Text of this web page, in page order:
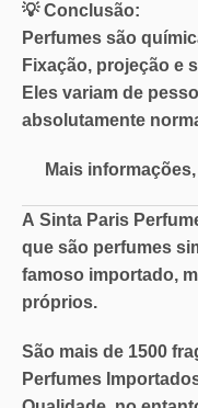
💡Conclusão:
Perfumes são
Fixação, projeção e
Eles variam de
absolutamente
Mais
A Sinta Paris
que são perfumes
famoso importado,
próprios.
São mais de 1500
Perfumes